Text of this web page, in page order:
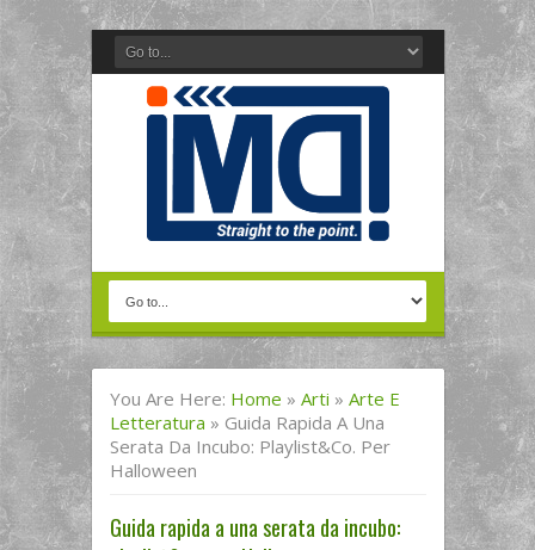
You Are Here: Home » Arti » Arte E
Letteratura » Guida Rapida A Una
Serata Da Incubo: Playlist&co. Per
Halloween
Guida rapida a una serata da incubo: